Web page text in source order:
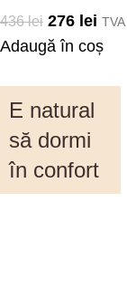
436lei 276 lei TVA
Adaugă în coș
E natural
să dormi
în confort